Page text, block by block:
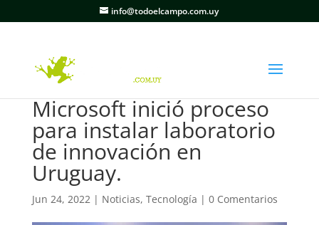
info@todoelcampo.com.uy
Microsoft inició proceso
para instalar laboratorio
de innovación en
Uruguay.
Jun 24, 2022| Noticias, Tecnología | 0 Comentarios